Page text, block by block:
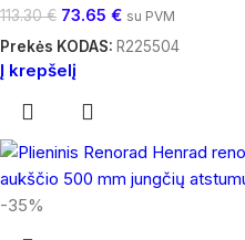
113.30€ 73.65 € su PVM
Prekės KODAS: R225504
Į krepšelį
-35%